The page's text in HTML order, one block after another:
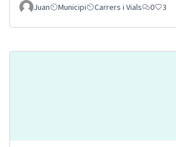
Juan
Municipi Carrers i Vials 0 3